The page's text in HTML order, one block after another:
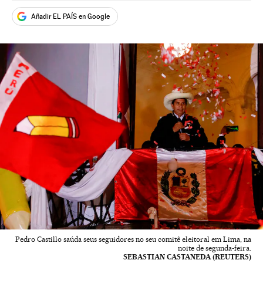
Añadir EL PAÍS en Google
Pedro Castillo saúda seus seguidores no seu comitê eleitoral em Lima, na
noite de segunda-feira.
SEBASTIAN CASTANEDA (REUTERS)